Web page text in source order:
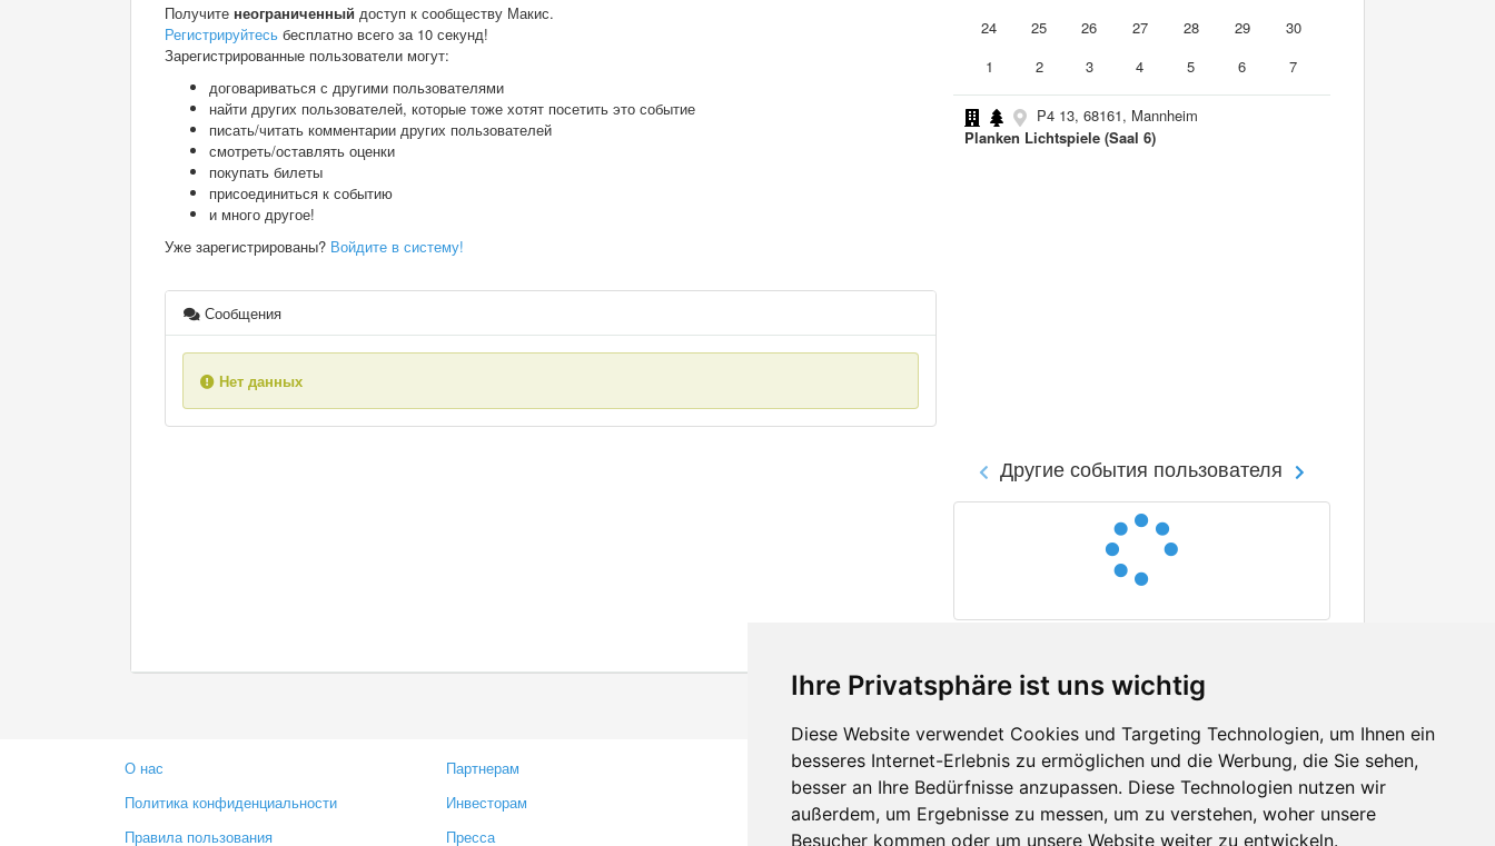
Ihre Privatsphäre ist uns wichtig
Diese Website verwendet Cookies und Targeting Technologien, um Ihnen ein
besseres Internet-Erlebnis zu ermöglichen und die Werbung, die Sie sehen,
besser an Ihre Bedürfnisse anzupassen. Diese Technologien nutzen wir
außerdem, um Ergebnisse zu messen, um zu verstehen, woher unsere
Besucher kommen oder um unsere Website weiter zu entwickeln.
Получите неограниченный доступ к сообществу Макис.
Регистрируйтесь бесплатно всего за 10 секунд!
Зарегистрированные пользователи могут:
договариваться с другими пользователями
найти других пользователей, которые тоже хотят посетить это событие
писать/читать комментарии других пользователей
смотреть/оставлять оценки
покупать билеты
присоединиться к событию
и много другое!
Уже зарегистрированы? Войдите в систему!
Сообщения
Нет данных
24
25 26 27 28 29
30
1
2 3 4 5 6 7
P4 13, 68161, Mannheim
Planken Lichtspiele (Saal 6)
Другие события пользователя
О нас
Политика конфиденциальности
Правила пользования
Партнерам
Инвесторам
Пресса
Контакты
Оставить отзыв
Сообщить об ошибке
Facebook
Twitter
YouTube